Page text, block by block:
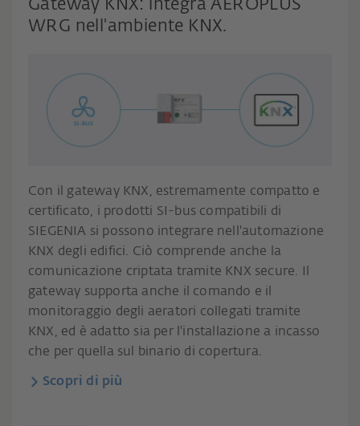
Gateway KNX: integra AEROPLUS
WRG nell'ambiente KNX.
Con il gateway KNX, estremamente compatto e
certificato, i prodotti SI-bus compatibili di
SIEGENIA si possono integrare nell'automazione
KNX degli edifici. Ciò comprende anche la
comunicazione criptata tramite KNX secure. Il
gateway supporta anche il comando e il
monitoraggio degli aeratori collegati tramite
KNX, ed è adatto sia per l'installazione a incasso
che per quella sul binario di copertura.
Scopri di più